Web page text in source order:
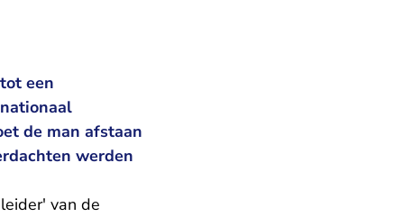
een
de man afstaan
werden
van de